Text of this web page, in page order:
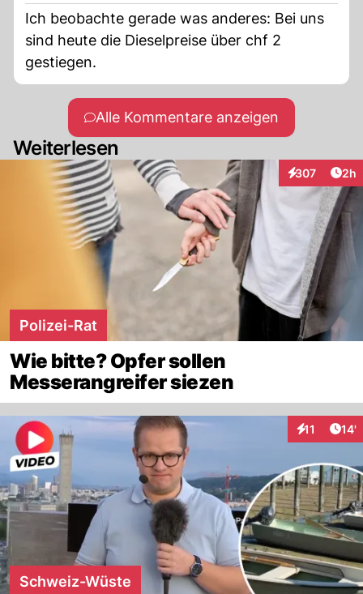
Ich beobachte gerade was anderes: Bei uns
sind heute die Dieselpreise über chf 2
gestiegen.
Alle Kommentare anzeigen
Weiterlesen
307
Interaktionen
2h
Polizei-Rat
Wie bitte? Opfer sollen
Messerangreifer siezen
11 14'
Schweiz-Wüste